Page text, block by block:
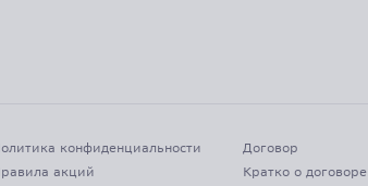
конфиденциальности
акций
Договор
Кратко о договоре